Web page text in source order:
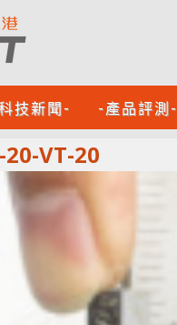
技新聞- -產品評測-
VT-20